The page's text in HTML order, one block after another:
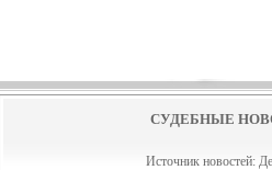
СУДЕБНЫЕ
Источник новостей: